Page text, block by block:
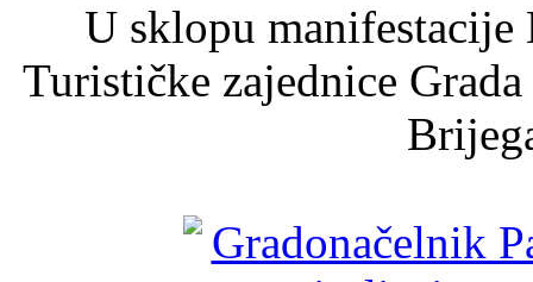
U sklopu
Turističke zajednice